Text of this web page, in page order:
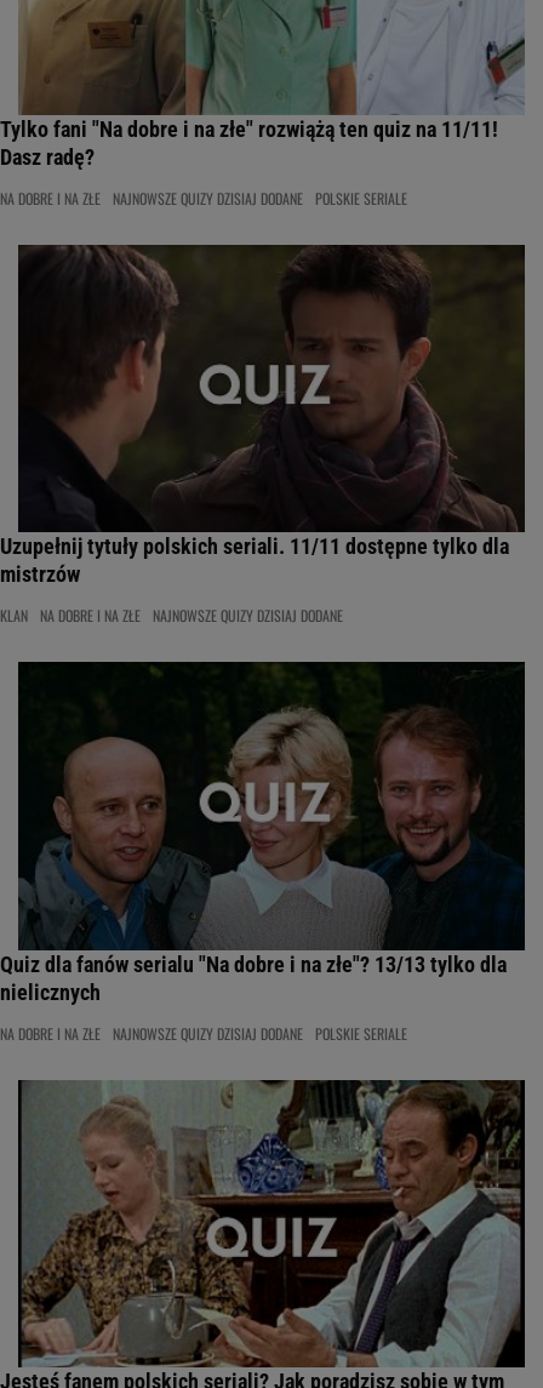
Tylko fani "Na dobre i na złe" rozwiążą ten quiz na 11/11!
Dasz radę?
NA DOBRE I NA ZŁE NAJNOWSZE QUIZY DZISIAJ DODANE POLSKIE SERIALE
Uzupełnij tytuły polskich seriali. 11/11 dostępne tylko dla
mistrzów
KLAN NA DOBRE I NA ZŁE NAJNOWSZE QUIZY DZISIAJ DODANE
Quiz dla fanów serialu "Na dobre i na złe"? 13/13 tylko dla
nielicznych
NA DOBRE I NA ZŁE NAJNOWSZE QUIZY DZISIAJ DODANE POLSKIE SERIALE
Jesteś fanem polskich seriali? Jak poradzisz sobie w tym